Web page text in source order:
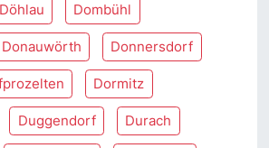
Döhlau Dombühl
Donauwörth Donnersdorf
Dormitz
Duggendorf Durach